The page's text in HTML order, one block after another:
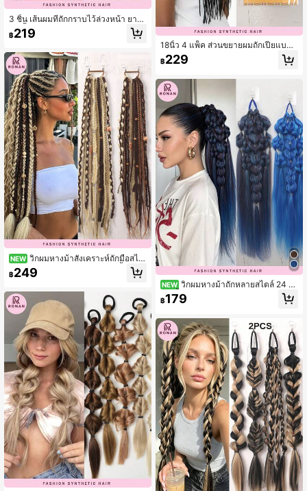
3 ชิ้น เส้นผมที่ถักกราบไว้ล่วงหน้า ยาว
26 นิ้ว กันไฟ เรียบสำหรับทำ cornrow
ผมทอเสริมสังเคราะห์โครเชต์สำหรับผู้ช
฿219
NEW วิกผมหางม้าสังเคราะห์ถักมือสไต
ล์โบฮีเมียน Maillard ขนาด 24 นิ้ว
฿249
18นิ้ว 4 แพ็ค ส่วนขยายผมถักเปียแบบยื
ดล่วงหน้า, ผมโครเชต์สังเคราะห์พรีเมีย
มพร้อมพื้นผิวถักเปีย, ออกแบบมาสำหรั
฿229
NEW วิกผมหางม้าถักหลายสไตล์ 24 นิ้
ว 1 ชิ้น ทนความร้อน เหมาะสำหรับใส่ป
ระจำวัน งานปาร์ตี้ และเทศกาล
฿179